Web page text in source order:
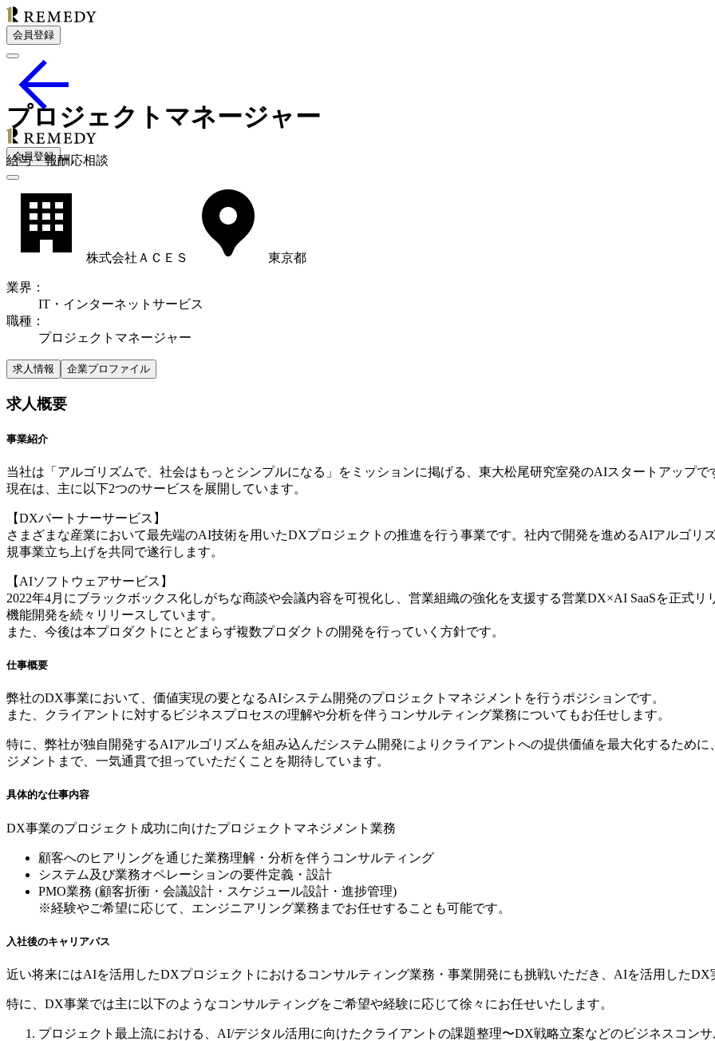
会員登録
会員登録
プロジェクトマネージャー
給与・報酬応相談
株式会社ＡＣＥＳ 東京都
業界 ：
IT・インターネットサービス
職種 ：
プロジェクトマネージャー
求人情報 企業プロファイル
求人概要
事業紹介
当社は「アルゴリズムで、社会はもっとシンプルになる」をミッションに掲げる、東大松尾研究室発のAIスタートアップで
現在は、主に以下2つのサービスを展開しています。
【DXパートナーサービス】
さまざまな産業において最先端のAI技術を用いたDXプロジェクトの推進を行う事業です。社内で開発を進めるAIアルゴリ
規事業立ち上げを共同で遂行します。
【AIソフトウェアサービス】
2022年4月にブラックボックス化しがちな商談や会議内容を可視化し、営業組織の強化を支援する営業DX×AI SaaSを正式
機能開発を続々リリースしています。
また、今後は本プロダクトにとどまらず複数プロダクトの開発を行っていく方針です。
仕事概要
弊社のDX事業において、価値実現の要となるAIシステム開発のプロジェクトマネジメントを行うポジションです。
また、クライアントに対するビジネスプロセスの理解や分析を伴うコンサルティング業務についてもお任せします。
特に、弊社が独自開発するAIアルゴリズムを組み込んだシステム開発によりクライアントへの提供価値を最大化するため
ジメントまで、一気通貫で担っていただくことを期待しています。
具体的な仕事内容
DX事業のプロジェクト成功に向けたプロジェクトマネジメント業務
顧客へのヒアリングを通じた業務理解・分析を伴うコンサルティング
システム及び業務オペレーションの要件定義・設計
PMO業務 (顧客折衝・会議設計・スケジュール設計・進捗管理)
※経験やご希望に応じて、エンジニアリング業務までお任せすることも可能です。
入社後のキャリアパス
近い将来にはAIを活用したDXプロジェクトにおけるコンサルティング業務・事業開発にも挑戦いただき、AIを活用した
特に、DX事業では主に以下のようなコンサルティングをご希望や経験に応じて徐々にお任せいたします。
プロジェクト最上流における、AI/デジタル活用に向けたクライアントの課題整理〜DX戦略立案などのビジネスコンサ